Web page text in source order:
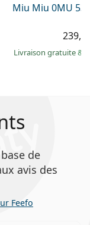
Miu Miu 0MU
Livraison gratuite&
de
avis des
Feefo